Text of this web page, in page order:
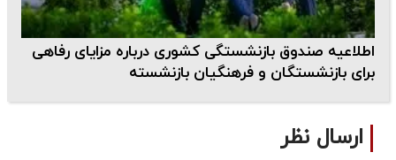
اطلاعیه صندوق بازنشستگی کشوری درباره مزایای رفاهی
برای بازنشستگان و فرهنگیان بازنشسته
ارسال نظر